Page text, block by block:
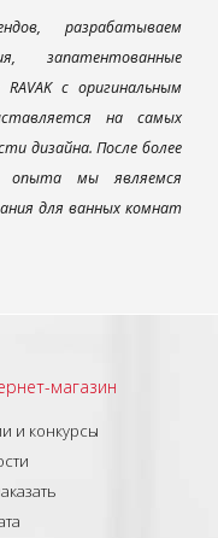
разрабатываем
запатентованные
с оригинальным
на самых
дизайна. После более
опыта мы являемся
для ванных комнат
магазин
и конкурсы